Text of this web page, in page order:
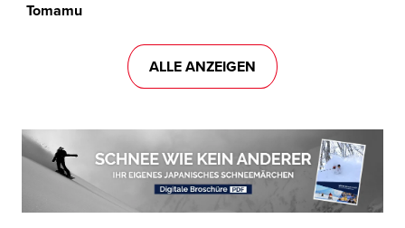
Tomamu
ALLE ANZEIGEN